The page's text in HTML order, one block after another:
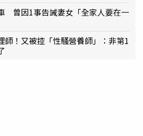
曾因1事告誡妻女「全家人要在一
師！又被控「性騷營養師」：非第1